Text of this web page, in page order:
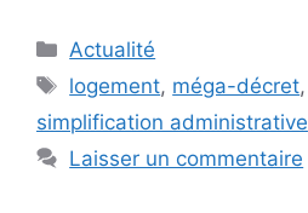
Catégories
Actualité
Étiquettes
logement, méga-décret,
simplification administrative
Laisser un commentaire